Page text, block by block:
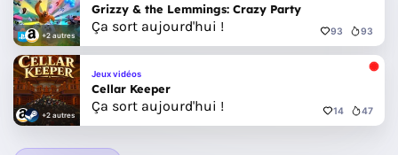
+2 autres
Grizzy & the Lemmings: Crazy Party
Ça sort aujourd'hui ! 93 93
+2 autres
Jeux vidéos
Cellar Keeper
Ça sort aujourd'hui ! 14 47